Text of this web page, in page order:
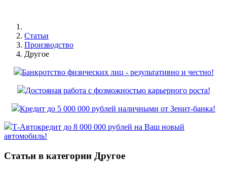
Статьи
Производство
Другое
Банкротство физических лиц - результативно и честно!
Достояная работа с фозможностью карьерного роста!
Кредит до 5 000 000 рублей наличными от Зенит-банка!
Т-Автокредит до 8 000 000 рублей на Ваш новый
автомобиль!
Статьи в категории Другое